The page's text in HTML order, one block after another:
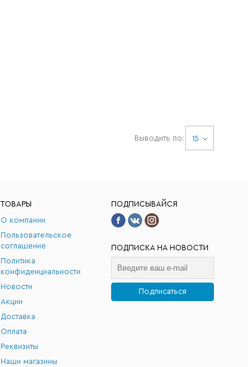
Выводить по: 15
ТОВАРЫ
О компании
Пользовательское
соглашение
Политика
конфиденциальности
Новости
Акции
Доставка
Оплата
Реквизиты
Наши магазины
ПОДПИСЫВАЙСЯ
ПОДПИСКА НА НОВОСТИ
Подписаться